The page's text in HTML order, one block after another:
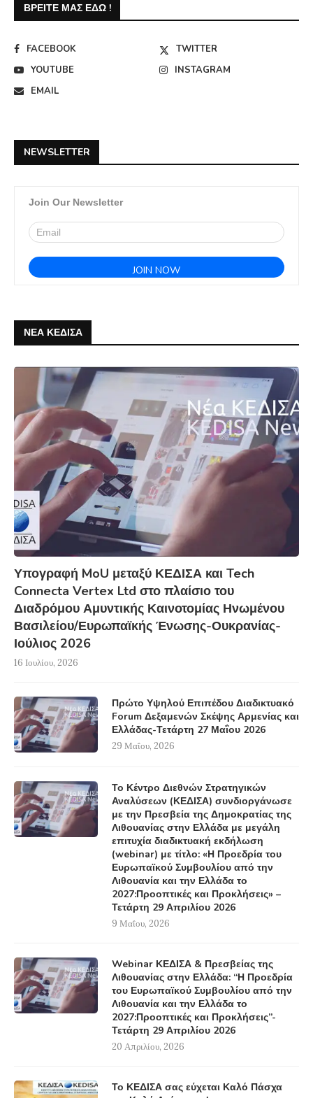
ΒΡΕΊΤΕ ΜΑΣ ΕΔΏ !
FACEBOOK
TWITTER
YOUTUBE
INSTAGRAM
EMAIL
NEWSLETTER
Join Our Newsletter
ΝΕΑ ΚΕΔΙΣΑ
Υπογραφή MoU μεταξύ ΚΕΔΙΣΑ και Tech
Connecta Vertex Ltd στο πλαίσιο του
Διαδρόμου Αμυντικής Καινοτομίας Ηνωμένου
Βασιλείου/Ευρωπαϊκής Ένωσης-Ουκρανίας-
Ιούλιος 2026
16 Ιουλίου, 2026
Πρώτο Υψηλού Επιπέδου Διαδικτυακό
Forum Δεξαμενών Σκέψης Αρμενίας και
Ελλάδας-Τετάρτη 27 Μαΐου 2026
29 Μαΐου, 2026
Το Κέντρο Διεθνών Στρατηγικών
Αναλύσεων (ΚΕΔΙΣΑ) συνδιοργάνωσε
με την Πρεσβεία της Δημοκρατίας της
Λιθουανίας στην Ελλάδα με μεγάλη
επιτυχία διαδικτυακή εκδήλωση
(webinar) με τίτλο: «Η Προεδρία του
Ευρωπαϊκού Συμβουλίου από την
Λιθουανία και την Ελλάδα το
2027:Προοπτικές και Προκλήσεις» –
Τετάρτη 29 Απριλίου 2026
9 Μαΐου, 2026
Webinar ΚΕΔΙΣΑ & Πρεσβείας της
Λιθουανίας στην Ελλάδα: “Η Προεδρία
του Ευρωπαϊκού Συμβουλίου από την
Λιθουανία και την Ελλάδα το
2027:Προοπτικές και Προκλήσεις”-
Τετάρτη 29 Απριλίου 2026
20 Απριλίου, 2026
Το ΚΕΔΙΣΑ σας εύχεται Καλό Πάσχα